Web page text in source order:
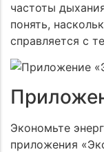
частоты
понять,
справляется с
Экономьте
приложения